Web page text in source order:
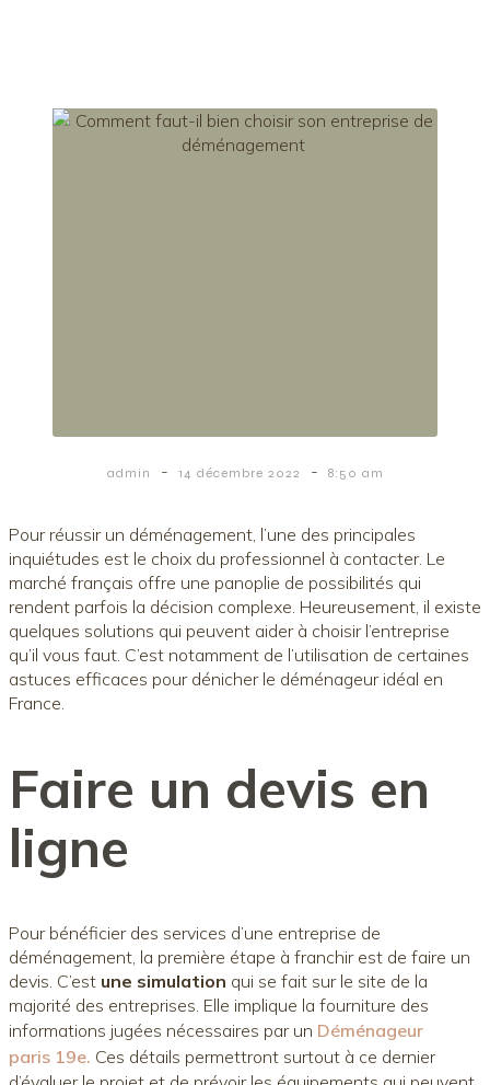
admin - 14 décembre 2022 - 8:50 am
Pour réussir un déménagement, l’une des principales
inquiétudes est le choix du professionnel à contacter. Le
marché français offre une panoplie de possibilités qui
rendent parfois la décision complexe. Heureusement, il existe
quelques solutions qui peuvent aider à choisir l’entreprise
qu’il vous faut. C’est notamment de l’utilisation de certaines
astuces efficaces pour dénicher le déménageur idéal en
France.
Faire un devis en
ligne
Pour bénéficier des services d’une entreprise de
déménagement, la première étape à franchir est de faire un
devis. C’est une simulation qui se fait sur le site de la
majorité des entreprises. Elle implique la fourniture des
informations jugées nécessaires par un Déménageur
paris 19e. Ces détails permettront surtout à ce dernier